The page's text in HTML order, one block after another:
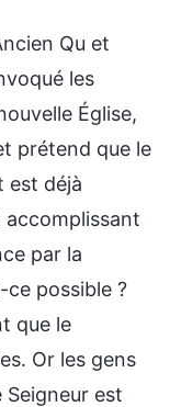
Qu et
les
Église,
prétend que le
est déjà
accomplissant
par la
possible ?
que le
Or les gens
est